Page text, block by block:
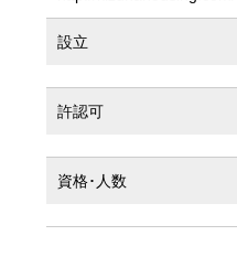
設立
許認可
資格･人数